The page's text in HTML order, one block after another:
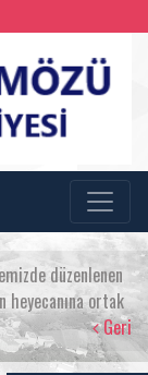
düzenlenen
ortak
Geri